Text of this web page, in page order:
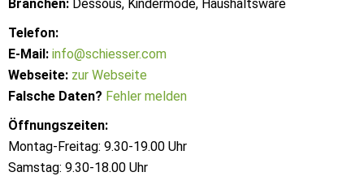
Branchen: Dessous, Kindermode, Haushaltsware
Telefon:
E-Mail: info@schiesser.com
Webseite: zur Webseite
Falsche Daten? Fehler melden
Öffnungszeiten:
Montag-Freitag: 9.30-19.00 Uhr
Samstag: 9.30-18.00 Uhr